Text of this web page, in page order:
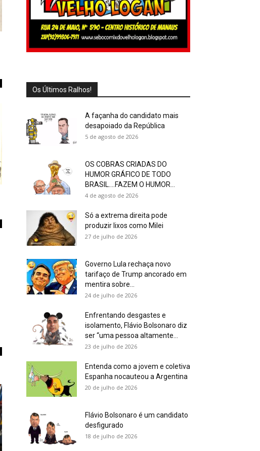
Os Últimos Ralhos!
A façanha do candidato mais
desapoiado da República
5 de agosto de 2026
OS COBRAS CRIADAS DO
HUMOR GRÁFICO DE TODO
BRASIL….FAZEM O HUMOR...
4 de agosto de 2026
Só a extrema direita pode
produzir lixos como Milei
27 de julho de 2026
Governo Lula rechaça novo
tarifaço de Trump ancorado em
mentira sobre...
24 de julho de 2026
Enfrentando desgastes e
isolamento, Flávio Bolsonaro diz
ser “uma pessoa altamente...
23 de julho de 2026
Entenda como a jovem e coletiva
Espanha nocauteou a Argentina
20 de julho de 2026
Flávio Bolsonaro é um candidato
desfigurado
18 de julho de 2026